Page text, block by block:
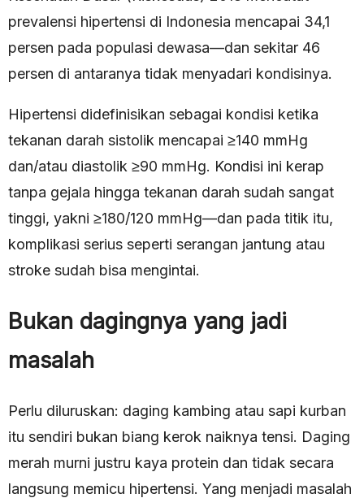
prevalensi hipertensi di Indonesia mencapai 34,1
persen pada populasi dewasa—dan sekitar 46
persen di antaranya tidak menyadari kondisinya.
Hipertensi didefinisikan sebagai kondisi ketika
tekanan darah sistolik mencapai ≥140 mmHg
dan/atau diastolik ≥90 mmHg. Kondisi ini kerap
tanpa gejala hingga tekanan darah sudah sangat
tinggi, yakni ≥180/120 mmHg—dan pada titik itu,
komplikasi serius seperti serangan jantung atau
stroke sudah bisa mengintai.
Bukan dagingnya yang jadi
masalah
Perlu diluruskan: daging kambing atau sapi kurban
itu sendiri bukan biang kerok naiknya tensi. Daging
merah murni justru kaya protein dan tidak secara
langsung memicu hipertensi. Yang menjadi masalah